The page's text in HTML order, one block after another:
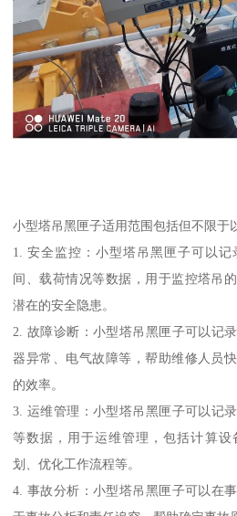
小型塔吊黑匣子适用范围包括但不限于
1. 安全监控：小型塔吊黑匣子可以
间、载荷情况等数据，用于监控塔吊
潜在的安全隐患。
2. 故障诊断：小型塔吊黑匣子可以记
器异常、电气故障等，帮助维修人员
的效率。
3. 运维管理：小型塔吊黑匣子可以记
等数据，用于运维管理，包括计算
划、优化工作流程等。
4. 事故分析：小型塔吊黑匣子可以在